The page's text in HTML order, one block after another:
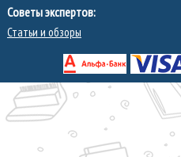
Советы экспертов:
Статьи и обзоры